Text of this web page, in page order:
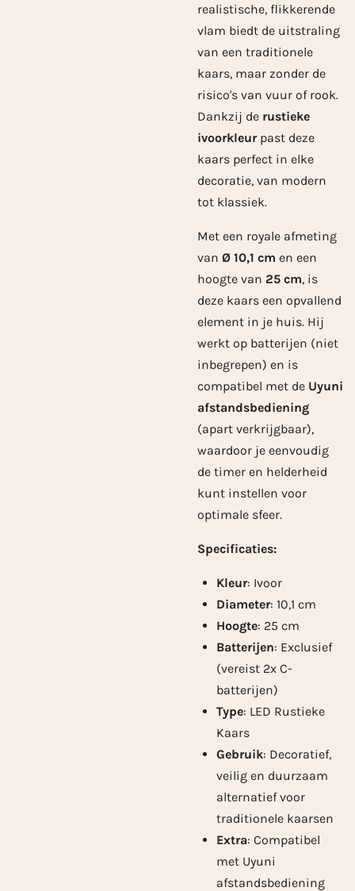
realistische, flikkerende
vlam biedt de uitstraling
van een traditionele
kaars, maar zonder de
risico's van vuur of rook.
Dankzij de rustieke
ivoorkleurpast deze
kaars perfect in elke
decoratie, van modern
tot klassiek.
Met een royale afmeting
van Ø 10,1 cm en een
hoogte van 25 cm, is
deze kaars een opvallend
element in je huis. Hij
werkt op batterijen (niet
inbegrepen) en is
compatibel met de Uyuni
afstandsbediening
(apart verkrijgbaar),
waardoor je eenvoudig
de timer en helderheid
kunt instellen voor
optimale sfeer.
Specificaties:
Kleur: Ivoor
Diameter: 10,1 cm
Hoogte: 25 cm
Batterijen: Exclusief
(vereist 2x C-
batterijen)
Type: LED Rustieke
Kaars
Gebruik: Decoratief,
veilig en duurzaam
alternatief voor
traditionele kaarsen
Extra: Compatibel
met Uyuni
afstandsbediening